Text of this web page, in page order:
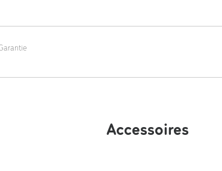
du curseur réglable (résolution) : 400/800/1600/3200 dpi
3 ans
Accessoires